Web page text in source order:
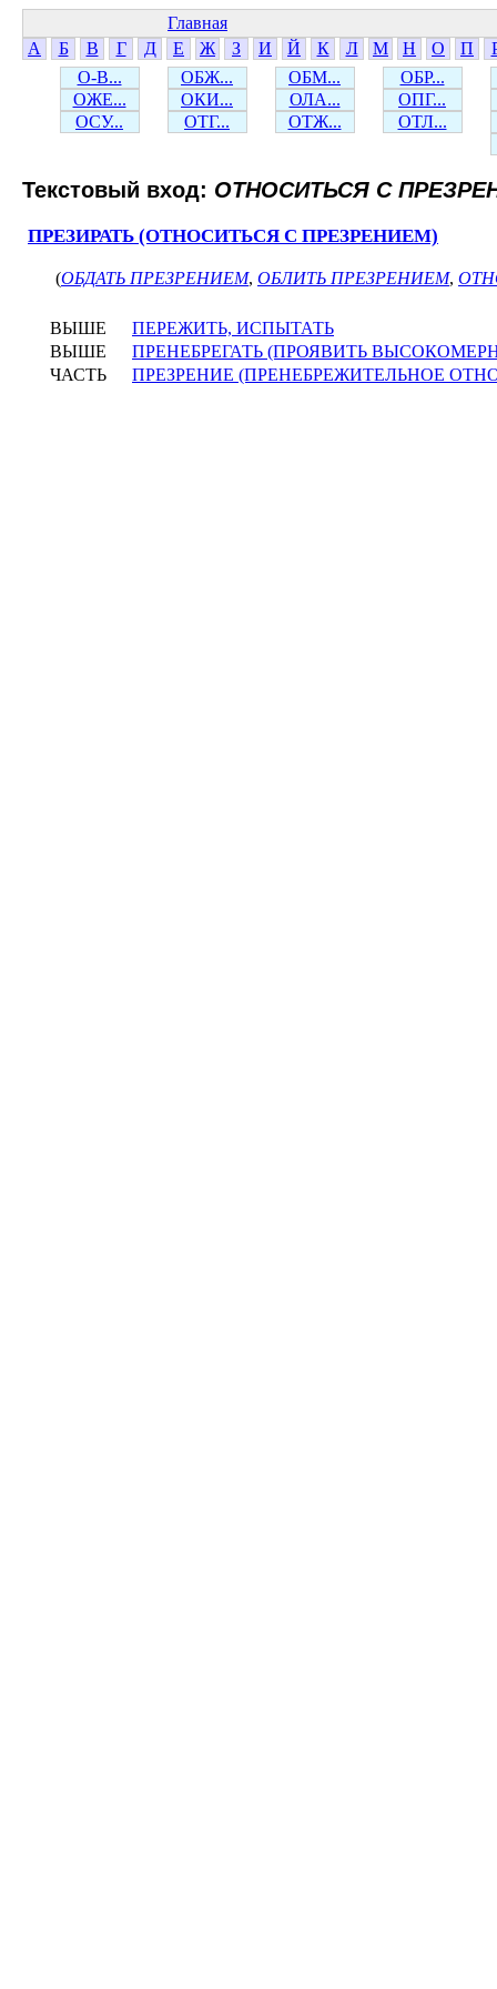
Главная
А
Б В Г Д Е Ж З И Й К Л М Н О П
О-В...
ОБЖ... ОБМ...
ОБР...
ОЖЕ...
ОКИ... ОЛА...
ОПГ...
ОСУ...
ОТГ... ОТЖ... ОТЛ...
Текстовый вход: ОТНОСИТЬСЯ С
ПРЕЗИРАТЬ (ОТНОСИТЬСЯ С ПРЕЗРЕНИЕМ)
(ОБДАТЬ ПРЕЗРЕНИЕМ, ОБЛИТЬ ПРЕЗРЕНИЕМ,
ВЫШЕ
ПЕРЕЖИТЬ, ИСПЫТАТЬ
ВЫШЕ
ПРЕНЕБРЕГАТЬ (ПРОЯВИТЬ
ЧАСТЬ
ПРЕЗРЕНИЕ (ПРЕНЕБРЕЖИТЕЛЬНОЕ